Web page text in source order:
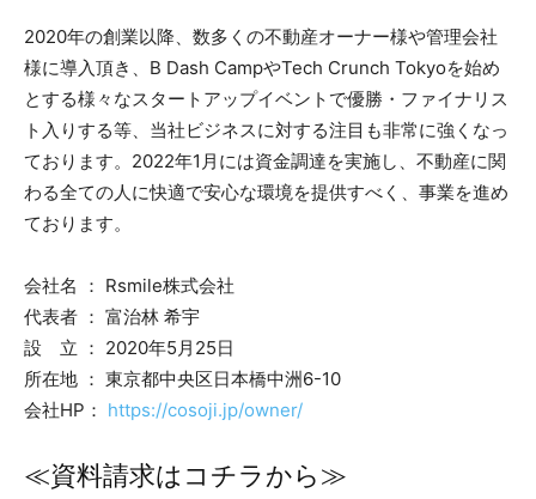
2020年の創業以降、数多くの不動産オーナー様や管理会社
様に導入頂き、B Dash CampやTech Crunch Tokyoを始め
とする様々なスタートアップイベントで優勝・ファイナリス
ト入りする等、当社ビジネスに対する注目も非常に強くなっ
ております。2022年1月には資金調達を実施し、不動産に関
わる全ての人に快適で安心な環境を提供すべく、事業を進め
ております。
会社名 ： Rsmile株式会社
代表者 ： 富治林 希宇
設 立 ： 2020年5月25日
所在地 ： 東京都中央区日本橋中洲6-10
会社HP： https://cosoji.jp/owner/
≪資料請求はコチラから≫